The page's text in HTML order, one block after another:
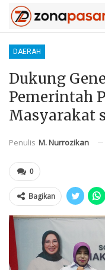
DAERAH
Dukung
Pemerintah
Masyarakat
Penulis M. Nurrozikan
0
Bagikan